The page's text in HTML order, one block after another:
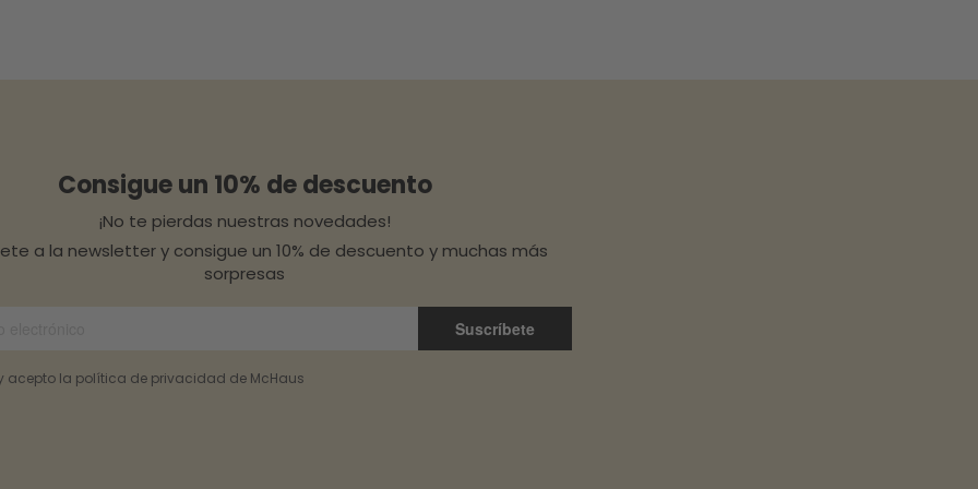
Consigue un 10% de descuento
¡No te pierdas nuestras novedades!
a la newsletter y consigue un 10% de descuento y muchas más
sorpresas
Suscríbete
acepto la política de privacidad de McHaus